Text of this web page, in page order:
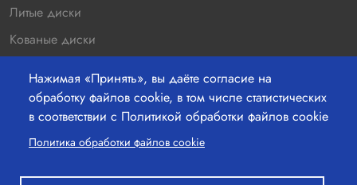
Нажимая «Принять», вы даёте согласие на
обработку файлов cookie, в том числе статистических
в соответствии с Политикой обработки файлов cookie
Политика обработки файлов cookie
Литые диски
Кованые диски
Распродажа
Контакты
220036 г.Минск, Бетонный проезд 19а, офис 211
+37529-363-05-00